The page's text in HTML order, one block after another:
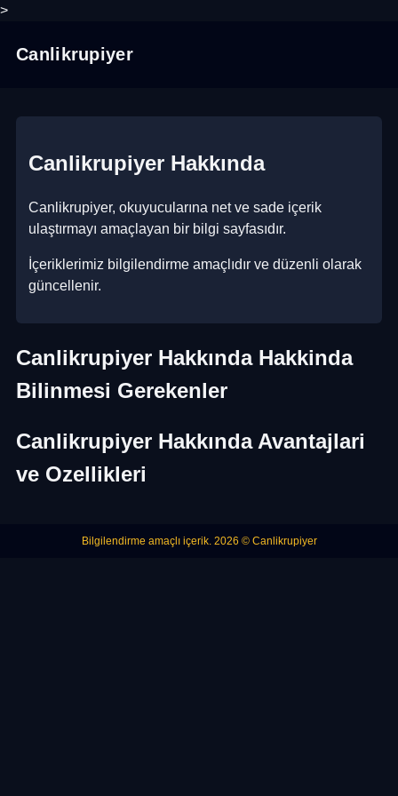
>
Canlikrupiyer
Canlikrupiyer Hakkında
Canlikrupiyer, okuyucularına net ve sade içerik
ulaştırmayı amaçlayan bir bilgi sayfasıdır.
İçeriklerimiz bilgilendirme amaçlıdır ve düzenli olarak
güncellenir.
Canlikrupiyer Hakkında Hakkinda
Bilinmesi Gerekenler
Canlikrupiyer Hakkında Avantajlari
ve Ozellikleri
Bilgilendirme amaçlı içerik. 2026 © Canlikrupiyer